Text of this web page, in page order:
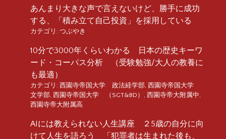
あんまり大きな声で言えないけど、勝手に成功
する、「積み立て自己投資」を採用している
カテゴリ: つぶやき
10分で3000年くらいわかる 日本の歴史キーワ
ード・コーパス分析 （受験勉強/大人の教養に
も最適）
カテゴリ: 西園寺帝国大学 政法経学部, 西園寺帝国大学
文学部, 西園寺帝国大学 （SGT&BD） , 西園寺帝大附属中,
西園寺帝大附属高
AIには教えられない人生講座 ２5歳の自分に向
けて人生を語ろう 「犯罪者は生まれた後も、